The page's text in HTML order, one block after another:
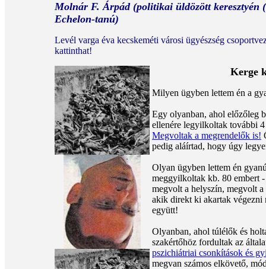
Molnár F. Árpád (politikai üldözött keresztyén
Echelon-tanú)
Levél varga éva kecskeméti városi ügyészség
kattinthat!
Kerge
Milyen ügyben lettem én a
Egy olyanban, ahol előzőleg
ellenére legyilkoltak további
Megvoltak a megrendelők is!
pedig aláírtad, hogy úgy
Olyan ügyben lettem én
meggyilkoltak kb. 80 embert
megvolt a helyszín, megvolt
akik direkt ki akartak végezni
együtt!
Olyanban, ahol túlélők és
szakértőhöz fordultak az
pszichiátriai csonkítások és
megvan számos elkövető,